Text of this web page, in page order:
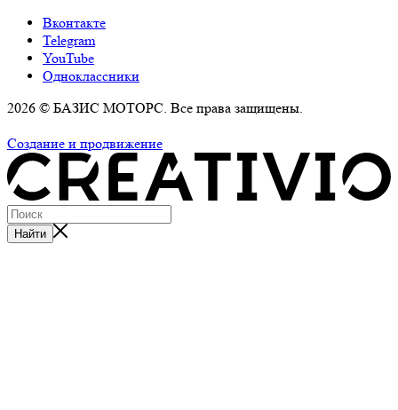
Вконтакте
Telegram
YouTube
Одноклассники
2026 © БАЗИС МОТОРС. Все права защищены.
Создание и продвижение
Найти